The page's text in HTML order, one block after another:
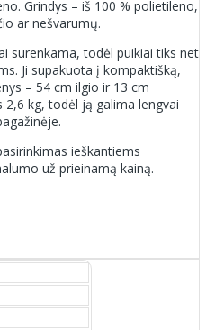
Grindys – iš 100 % polietileno,
ar nešvarumų.
surenkama, todėl puikiai tiks net
Ji supakuota į kompaktišką,
– 54 cm ilgio ir 13 cm
2,6 kg, todėl ją galima lengvai
ieškantiems
už prieinamą kainą.